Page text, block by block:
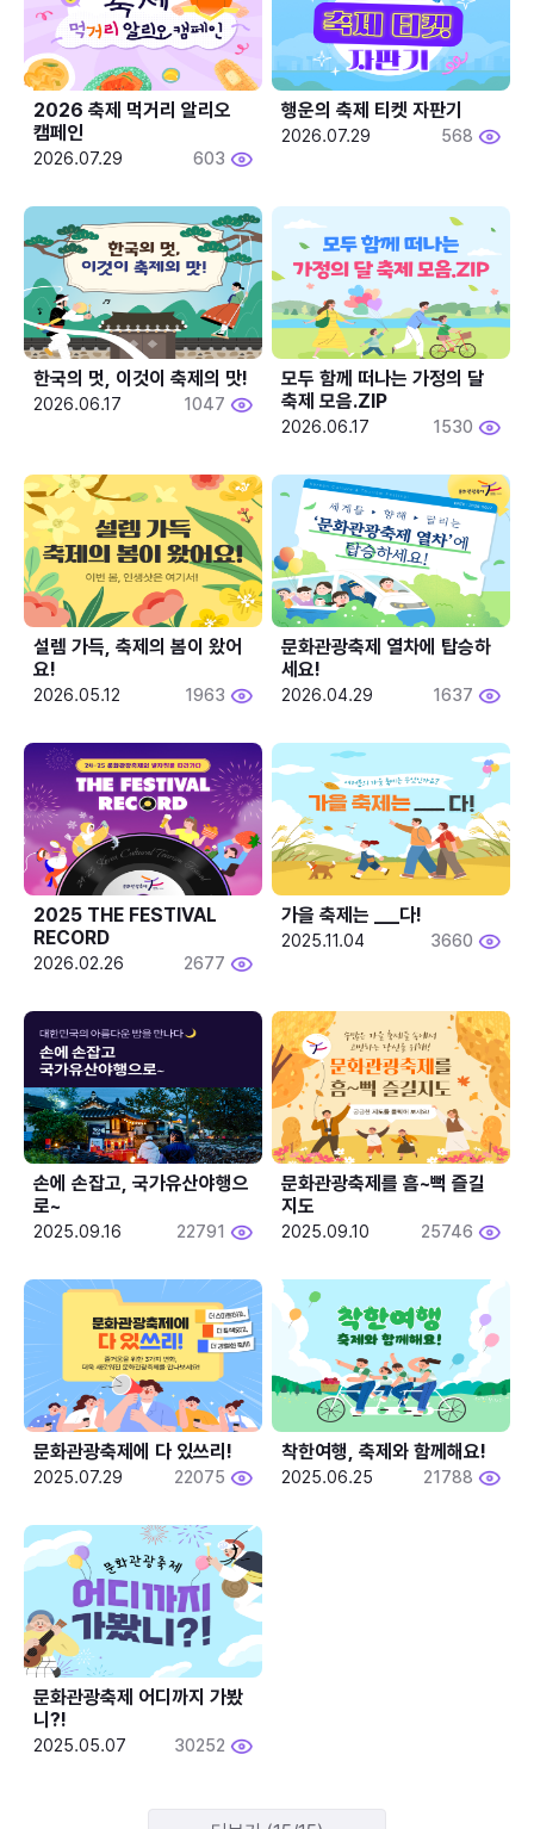
2026 축제 먹거리 알리오
캠페인
2026.07.29 603
행운의 축제 티켓 자판기
2026.07.29 568
한국의 멋, 이것이 축제의 맛!
2026.06.17 1047
모두 함께 떠나는 가정의 달
축제 모음.ZIP
2026.06.17 1530
설렘 가득, 축제의 봄이 왔어
요!
2026.05.12 1963
문화관광축제 열차에 탑승하
세요!
2026.04.29 1637
2025 THE FESTIVAL
RECORD
2026.02.26 2677
2025.11.04 3660
손에 손잡고, 국가유산야행으
로~
2025.09.16 22791
문화관광축제를 흠~뻑 즐길
지도
2025.09.10 25746
문화관광축제에 다 있쓰리!
2025.07.29 22075
착한여행, 축제와 함께해요!
2025.06.25 21788
문화관광축제 어디까지 가봤
니?!
2025.05.07 30252